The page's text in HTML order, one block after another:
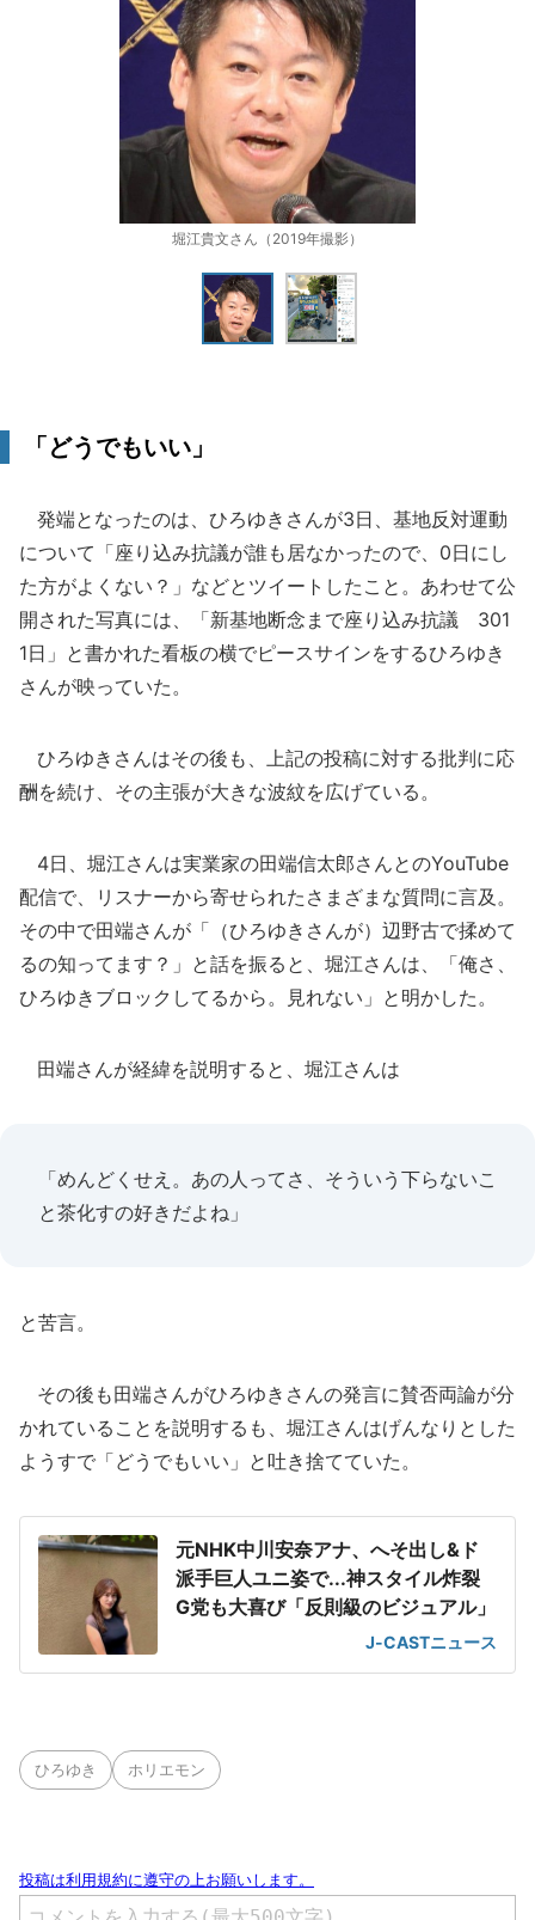
堀江貴文さん（2019年撮影）
「どうでもいい」
発端となったのは、ひろゆきさんが3日、基地反対運動
について「座り込み抗議が誰も居なかったので、0日にし
た方がよくない？」などとツイートしたこと。あわせて公
開された写真には、「新基地断念まで座り込み抗議 301
1日」と書かれた看板の横でピースサインをするひろゆき
さんが映っていた。
ひろゆきさんはその後も、上記の投稿に対する批判に応
酬を続け、その主張が大きな波紋を広げている。
4日、堀江さんは実業家の田端信太郎さんとのYouTube
配信で、リスナーから寄せられたさまざまな質問に言及。
その中で田端さんが「（ひろゆきさんが）辺野古で揉めて
るの知ってます？」と話を振ると、堀江さんは、「俺さ、
ひろゆきブロックしてるから。見れない」と明かした。
田端さんが経緯を説明すると、堀江さんは
「めんどくせえ。あの人ってさ、そういう下らないこ
と茶化すの好きだよね」
と苦言。
その後も田端さんがひろゆきさんの発言に賛否両論が分
かれていることを説明するも、堀江さんはげんなりとした
ようすで「どうでもいい」と吐き捨てていた。
元NHK中川安奈アナ、へそ出し&ド
派手巨人ユニ姿で...神スタイル炸裂
G党も大喜び「反則級のビジュアル」
J-CASTニュース
ひろゆき ホリエモン